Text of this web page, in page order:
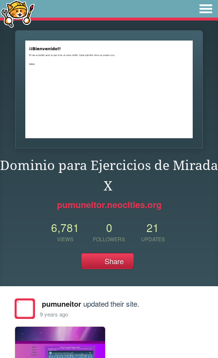
Dominio para Ejercicios de Mirada
X
pumuneitor.neocities.org
6,781
VIEWS
0
FOLLOWERS
21
UPDATES
Share
pumuneitorupdated their site.
9 years ago